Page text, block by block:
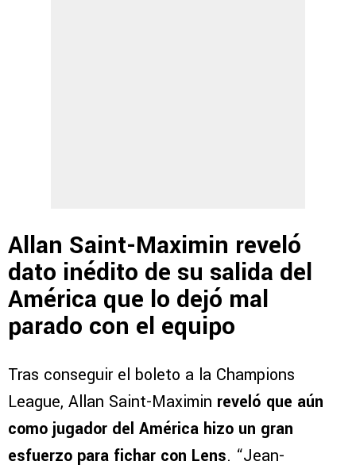
Allan Saint-Maximin reveló
dato inédito de su salida del
América que lo dejó mal
parado con el equipo
Tras conseguir el boleto a la Champions
League, Allan Saint-Maximin reveló que aún
como jugador del América hizo un gran
esfuerzo para fichar con Lens. “Jean-